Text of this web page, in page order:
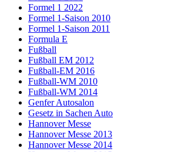
Formel 1 2022
Formel 1-Saison 2010
Formel 1-Saison 2011
Formula E
Fußball
Fußball EM 2012
Fußball-EM 2016
Fußball-WM 2010
Fußball-WM 2014
Genfer Autosalon
Gesetz in Sachen Auto
Hannover Messe
Hannover Messe 2013
Hannover Messe 2014